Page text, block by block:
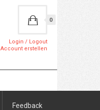
0
Login / Logout
Account erstellen
Feedback